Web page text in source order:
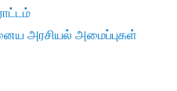
அரசியல் அமைப்புகள்